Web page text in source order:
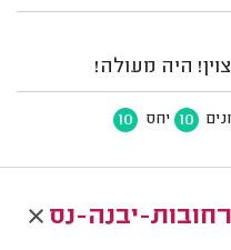
היה מעולה!
10 יחס 10
יבנה-נס